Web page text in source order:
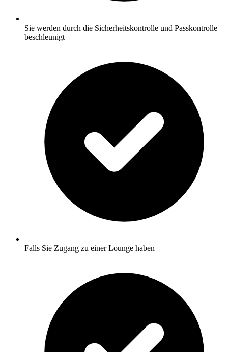
Sie werden durch die Sicherheitskontrolle und Passkontrolle
beschleunigt
Falls Sie Zugang zu einer Lounge haben